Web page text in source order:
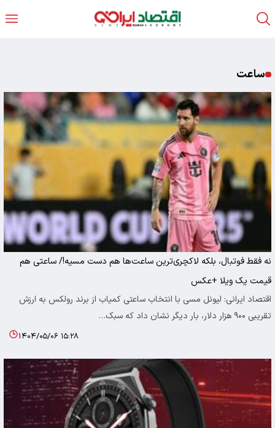
ساعت
نه‌ فقط فوتبال، بلکه لاکچری‌ترین ساعت‌ها هم دست مسیه!/ ساعتی هم
قیمت یک ویلا +عکس
اقتصاد ایرانی: لیونل مسی با انتخاب ساعتی کمیاب از برند رولکس به ارزش
تقریبی ۹۰۰ هزار دلار، بار دیگر نشان داد که سبک…
۱۴۰۴/۰۵/۰۶ ۱۵:۲۸